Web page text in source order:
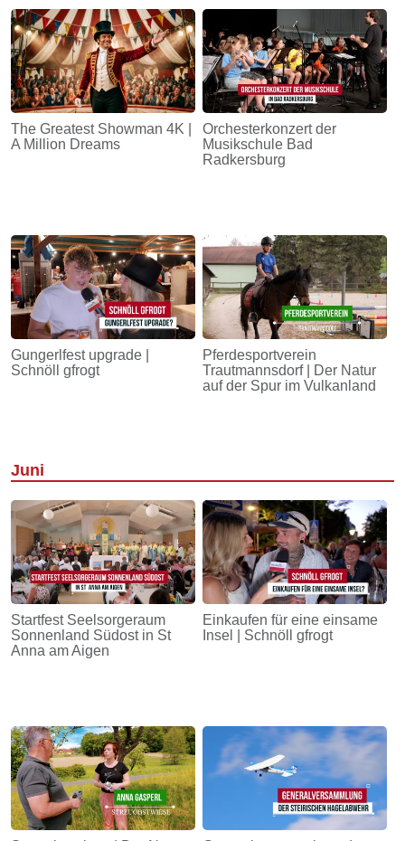
The Greatest Showman 4K |
A Million Dreams
Orchesterkonzert der
Musikschule Bad
Radkersburg
Gungerlfest upgrade |
Schnöll gfrogt
Pferdesportverein
Trautmannsdorf | Der Natur
auf der Spur im Vulkanland
Juni
Startfest Seelsorgeraum
Sonnenland Südost in St
Anna am Aigen
Einkaufen für eine einsame
Insel | Schnöll gfrogt